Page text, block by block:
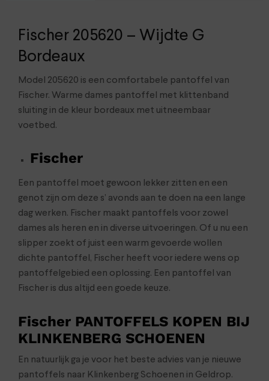
Fischer 205620 – Wijdte G
Bordeaux
Model 205620 is een comfortabele pantoffel van
Fischer. Warme dames pantoffel met klittenband
sluiting in de kleur bordeaux met uitneembaar
voetbed.
Fischer
Een pantoffel moet gewoon lekker zitten en een
genot zijn om deze s’ avonds aan te doen na een lange
dag werken. Fischer maakt pantoffels voor zowel
dames als heren en in diverse uitvoeringen. Of u nu een
slipper zoekt of juist een warm gevoerde wollen
dichte pantoffel, Fischer heeft voor iedere wens op
pantoffelgebied een oplossing. Een pantoffel van
Fischer is dus altijd een goede keuze.
Fischer PANTOFFELS KOPEN BIJ
KLINKENBERG SCHOENEN
En natuurlijk ga je voor het beste advies van je nieuwe
pantoffels naar Klinkenberg Schoenen in Geldrop.